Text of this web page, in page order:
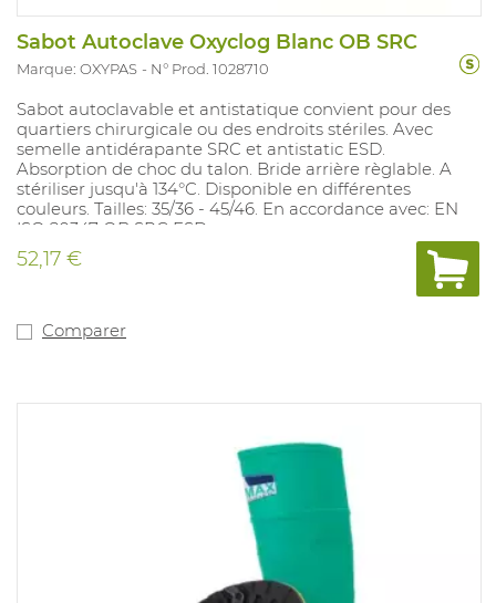
Sabot Autoclave Oxyclog Blanc OB SRC
Marque: OXYPAS N° Prod. 1028710
Sabot autoclavable et antistatique convient pour des
quartiers chirurgicale ou des endroits stériles. Avec
semelle antidérapante SRC et antistatic ESD.
Absorption de choc du talon. Bride arrière règlable. A
stériliser jusqu'à 134°C. Disponible en différentes
couleurs. Tailles: 35/36 - 45/46. En accordance avec: EN
ISO 20347 OB SRC ESD.
52,17 €
Comparer